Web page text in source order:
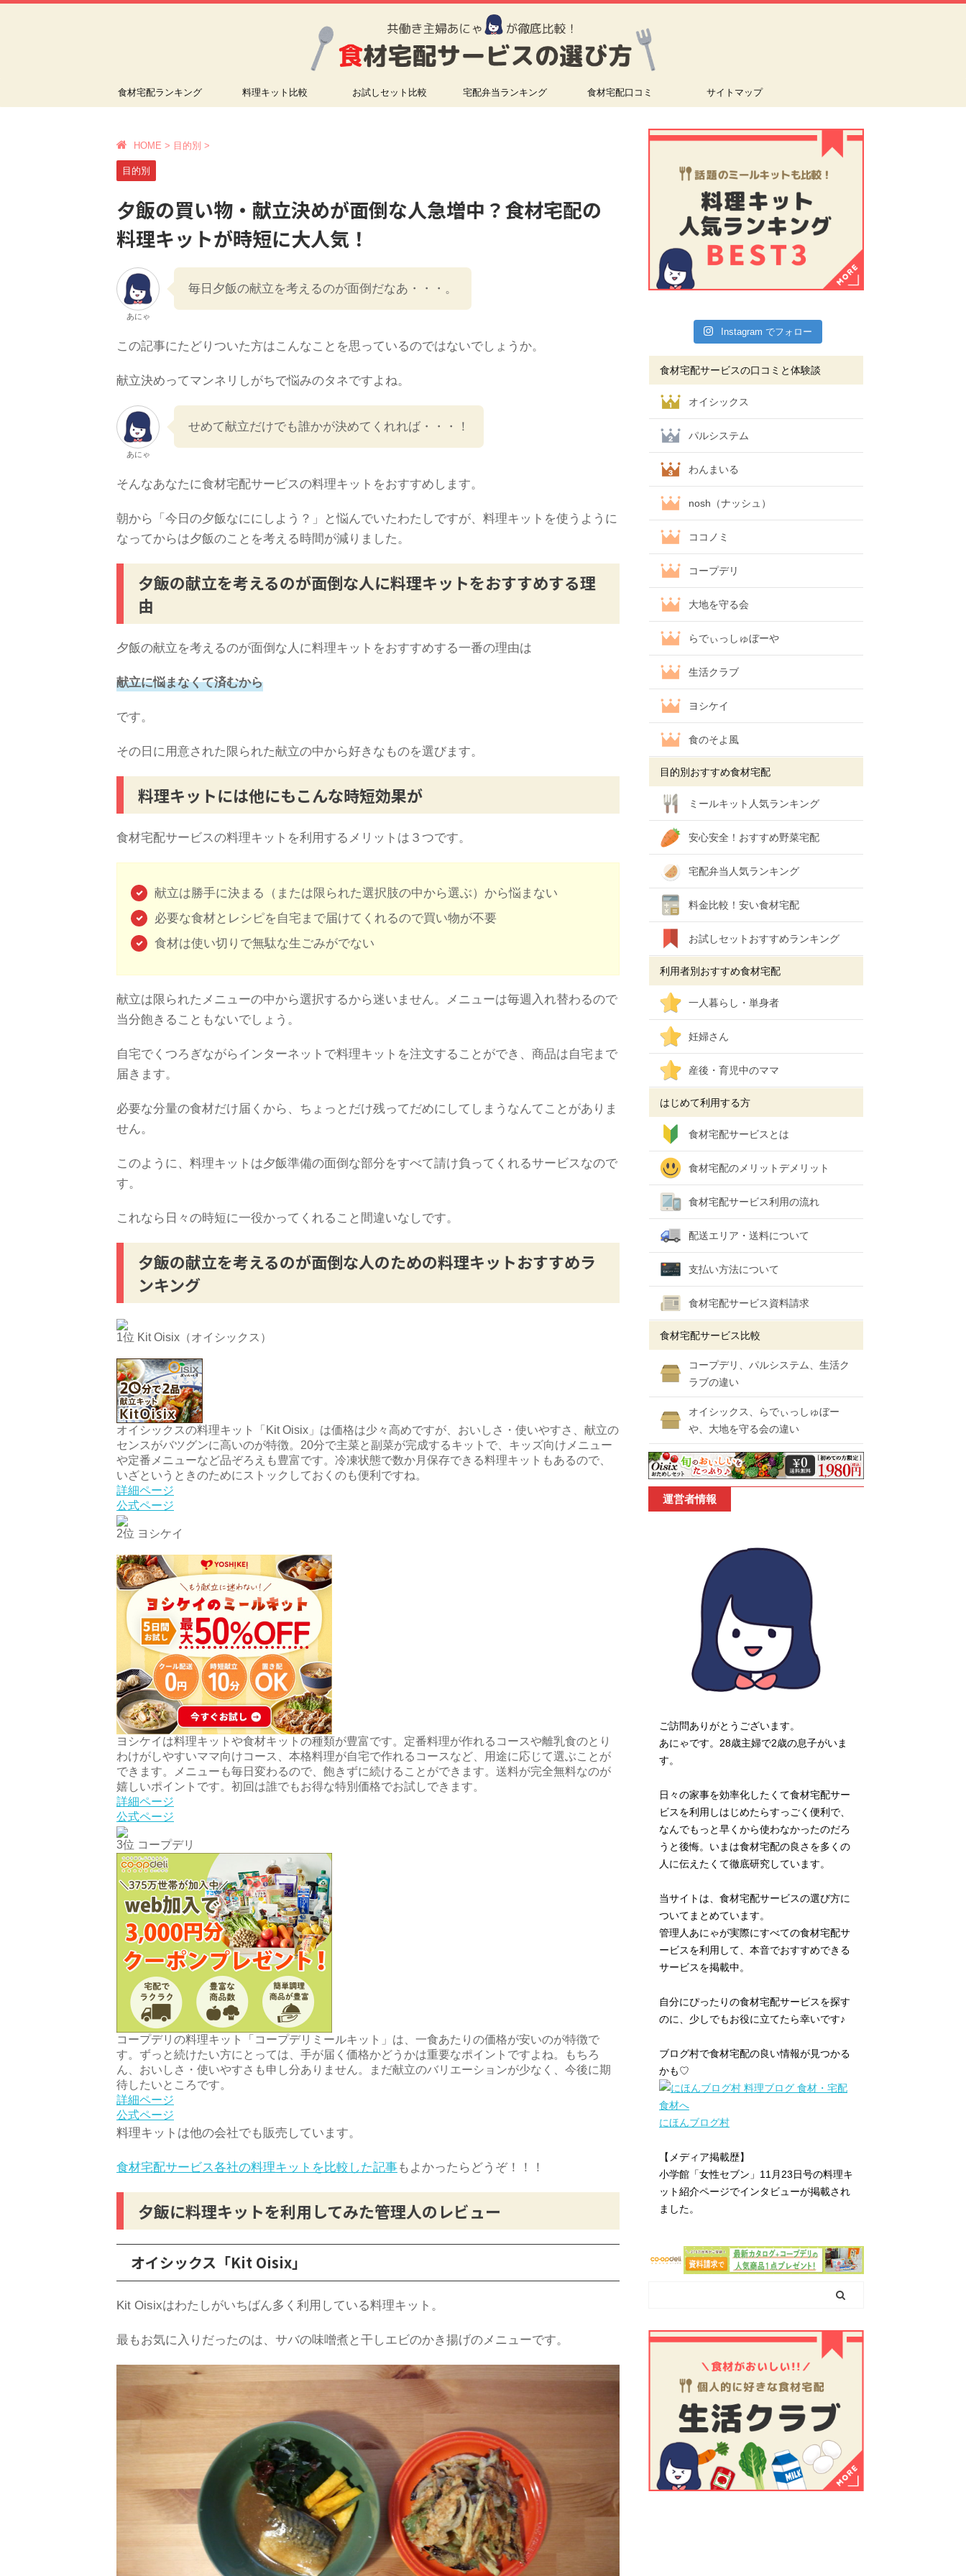
食材宅配ランキング 料理キット比較 お試しセット比較 宅配弁当ランキング 食材宅配口コミ サイトマップ
HOME > 目的別 >
目的別
夕飯の買い物・献立決めが面倒な人急増中？食材宅配の
料理キットが時短に大人気！
あにゃ
毎日夕飯の献立を考えるのが面倒だなあ・・・。
この記事にたどりついた方はこんなことを思っているのではないでしょうか。
献立決めってマンネリしがちで悩みのタネですよね。
あにゃ
せめて献立だけでも誰かが決めてくれれば・・・！
そんなあなたに食材宅配サービスの料理キットをおすすめします。
朝から「今日の夕飯なににしよう？」と悩んでいたわたしですが、料理キットを使うように
なってからは夕飯のことを考える時間が減りました。
夕飯の献立を考えるのが面倒な人に料理キットをおすすめする理
由
夕飯の献立を考えるのが面倒な人に料理キットをおすすめする一番の理由は
献立に悩まなくて済むから
です。
その日に用意された限られた献立の中から好きなものを選びます。
料理キットには他にもこんな時短効果が
食材宅配サービスの料理キットを利用するメリットは３つです。
献立は勝手に決まる（または限られた選択肢の中から選ぶ）から悩まない
必要な食材とレシピを自宅まで届けてくれるので買い物が不要
食材は使い切りで無駄な生ごみがでない
献立は限られたメニューの中から選択するから迷いません。メニューは毎週入れ替わるので
当分飽きることもないでしょう。
自宅でくつろぎながらインターネットで料理キットを注文することができ、商品は自宅まで
届きます。
必要な分量の食材だけ届くから、ちょっとだけ残ってだめにしてしまうなんてことがありま
せん。
このように、料理キットは夕飯準備の面倒な部分をすべて請け負ってくれるサービスなので
す。
これなら日々の時短に一役かってくれること間違いなしです。
夕飯の献立を考えるのが面倒な人のための料理キットおすすめラ
ンキング
1位 Kit Oisix（オイシックス）
オイシックスの料理キット「Kit Oisix」は価格は少々高めですが、おいしさ・使いやすさ、献立の
センスがバツグンに高いのが特徴。20分で主菜と副菜が完成するキットで、キッズ向けメニュー
や定番メニューなど品ぞろえも豊富です。冷凍状態で数か月保存できる料理キットもあるので、
いざというときのためにストックしておくのも便利ですね。
詳細ページ
公式ページ
2位 ヨシケイ
ヨシケイは料理キットや食材キットの種類が豊富です。定番料理が作れるコースや離乳食のとり
わけがしやすいママ向けコース、本格料理が自宅で作れるコースなど、用途に応じて選ぶことが
できます。メニューも毎日変わるので、飽きずに続けることができます。送料が完全無料なのが
嬉しいポイントです。初回は誰でもお得な特別価格でお試しできます。
詳細ページ
公式ページ
3位 コープデリ
コープデリの料理キット「コープデリミールキット」は、一食あたりの価格が安いのが特徴で
す。ずっと続けたい方にとっては、手が届く価格かどうかは重要なポイントですよね。もちろ
ん、おいしさ・使いやすさも申し分ありません。まだ献立のバリエーションが少なく、今後に期
待したいところです。
詳細ページ
公式ページ
料理キットは他の会社でも販売しています。
食材宅配サービス各社の料理キットを比較した記事もよかったらどうぞ！！！
夕飯に料理キットを利用してみた管理人のレビュー
オイシックス「Kit Oisix」
Kit Oisixはわたしがいちばん多く利用している料理キット。
最もお気に入りだったのは、サバの味噌煮と干しエビのかき揚げのメニューです。
Instagram でフォロー
食材宅配サービスの口コミと体験談
オイシックス
パルシステム
わんまいる
nosh（ナッシュ）
ココノミ
コープデリ
大地を守る会
らでぃっしゅぼーや
生活クラブ
ヨシケイ
食のそよ風
目的別おすすめ食材宅配
ミールキット人気ランキング
安心安全！おすすめ野菜宅配
宅配弁当人気ランキング
料金比較！安い食材宅配
お試しセットおすすめランキング
利用者別おすすめ食材宅配
一人暮らし・単身者
妊婦さん
産後・育児中のママ
はじめて利用する方
食材宅配サービスとは
食材宅配のメリットデメリット
食材宅配サービス利用の流れ
配送エリア・送料について
支払い方法について
食材宅配サービス資料請求
食材宅配サービス比較
コープデリ、パルシステム、生活ク
ラブの違い
オイシックス、らでぃっしゅぼー
や、大地を守る会の違い
運営者情報
ご訪問ありがとうございます。
あにゃです。28歳主婦で2歳の息子がいま
す。
日々の家事を効率化したくて食材宅配サー
ビスを利用しはじめたらすっごく便利で、
なんでもっと早くから使わなかったのだろ
うと後悔。いまは食材宅配の良さを多くの
人に伝えたくて徹底研究しています。
当サイトは、食材宅配サービスの選び方に
ついてまとめています。
管理人あにゃが実際にすべての食材宅配サ
ービスを利用して、本音でおすすめできる
サービスを掲載中。
自分にぴったりの食材宅配サービスを探す
のに、少しでもお役に立てたら幸いです♪
ブログ村で食材宅配の良い情報が見つかる
かも♡
にほんブログ村
【メディア掲載歴】
小学館「女性セブン」11月23日号の料理キ
ット紹介ページでインタビューが掲載され
ました。